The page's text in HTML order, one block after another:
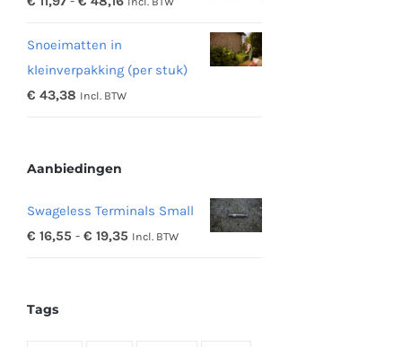
€ 342,19
€ 48,16
Snoeimatten in
kleinverpakking (per stuk)
€ 43,38 Incl. BTW
Aanbiedingen
Swageless Terminals Small
€ 16,55 - € 19,35 Prijsklasse:
Incl. BTW
Tags